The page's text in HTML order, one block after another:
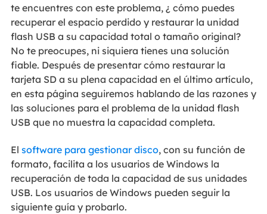
te encuentres con este problema, ¿ cómo puedes
recuperar el espacio perdido y restaurar la unidad
flash USB a su capacidad total o tamaño original?
No te preocupes, ni siquiera tienes una solución
fiable. Después de presentar cómo restaurar la
tarjeta SD a su plena capacidad en el último artículo,
en esta página seguiremos hablando de las razones y
las soluciones para el problema de la unidad flash
USB que no muestra la capacidad completa.
El software para gestionar disco, con su función de
formato, facilita a los usuarios de Windows la
recuperación de toda la capacidad de sus unidades
USB. Los usuarios de Windows pueden seguir la
siguiente guía y probarlo.